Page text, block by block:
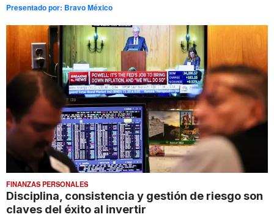
Presentado por: Bravo México
FINANZAS PERSONALES
Disciplina, consistencia y gestión de riesgo son
claves del éxito al invertir